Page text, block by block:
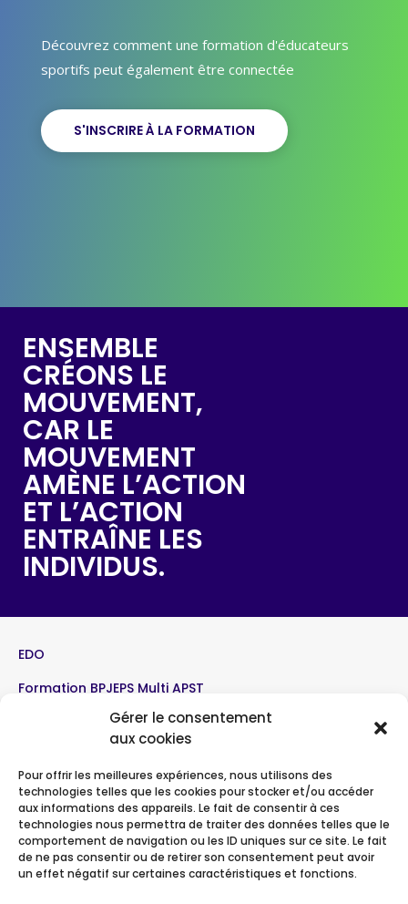
Gérer le consentement
aux cookies
Pour offrir les meilleures expériences, nous utilisons des
technologies telles que les cookies pour stocker et/ou accéder
aux informations des appareils. Le fait de consentir à ces
technologies nous permettra de traiter des données telles que le
comportement de navigation ou les ID uniques sur ce site. Le fait
de ne pas consentir ou de retirer son consentement peut avoir
un effet négatif sur certaines caractéristiques et fonctions.
Découvrez comment une formation d'éducateurs
sportifs peut également être connectée
S'INSCRIRE À LA FORMATION
ENSEMBLE
CRÉONS LE
MOUVEMENT,
CAR LE
MOUVEMENT
AMÈNE L’ACTION
ET L’ACTION
ENTRAÎNE LES
INDIVIDUS.
EDO
Formation BPJEPS Multi APST
Formation BPJEPS Volleyball
Interventions sportives
Contact
Inscription à la formation